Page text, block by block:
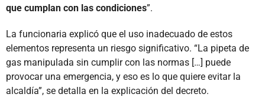
que cumplan con las condiciones”.
La funcionaria explicó que el uso inadecuado de estos
elementos representa un riesgo significativo. “La pipeta de
gas manipulada sin cumplir con las normas […] puede
provocar una emergencia, y eso es lo que quiere evitar la
alcaldía”, se detalla en la explicación del decreto.